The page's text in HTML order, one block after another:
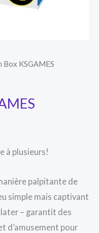
Box KSGAMES
à plusieurs!
palpitante de
simple mais captivant
– garantit des
d’amusement pour